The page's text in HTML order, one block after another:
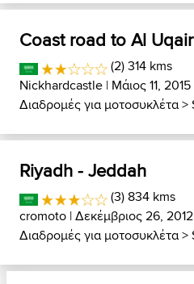
Coast road to Al
(2) 314 kms
Nickhardcastle | Μάιος 11, 2015
Διαδρομές για μοτοσυκλέτα>
Riyadh - Jeddah
(3) 834 kms
cromoto | Δεκέμβριος 26,
Διαδρομές για μοτοσυκλέτα>